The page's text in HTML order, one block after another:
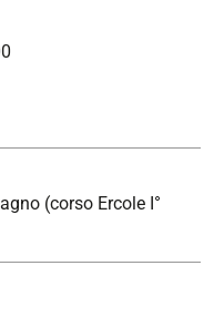
(corso Ercole I°